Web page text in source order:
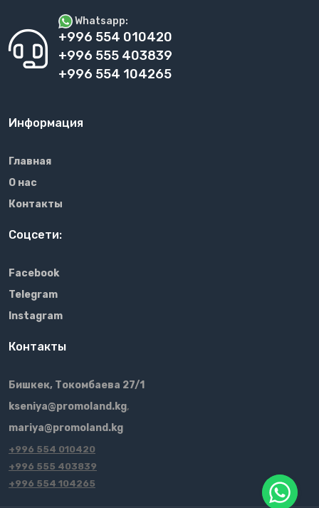
Whatsapp:
+996 554 010420
+996 555 403839
+996 554 104265
Информация
Главная
О нас
Контакты
Соцсети:
Facebook
Telegram
Instagram
Контакты
Бишкек, Токомбаева 27/1
kseniya@promoland.kg,
mariya@promoland.kg
+996 554 010420
+996 555 403839
+996 554 104265